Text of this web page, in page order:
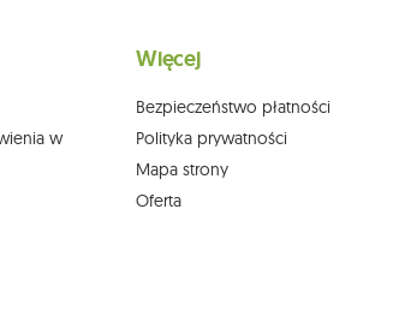
w
Więcej
Bezpieczeństwo płatności
Polityka prywatności
Mapa strony
Oferta